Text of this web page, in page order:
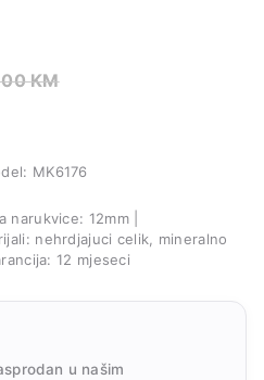
KM
MK6176
12mm |
nehrdjajuci celik, mineralno
12 mjeseci
u našim